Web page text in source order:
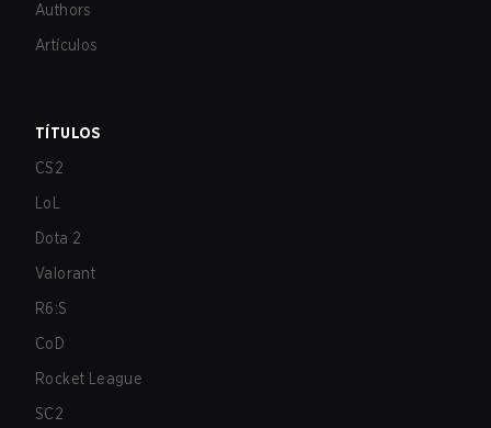
Authors
Artículos
TÍTULOS
CS2
LoL
Dota 2
Valorant
R6:S
CoD
Rocket League
SC2